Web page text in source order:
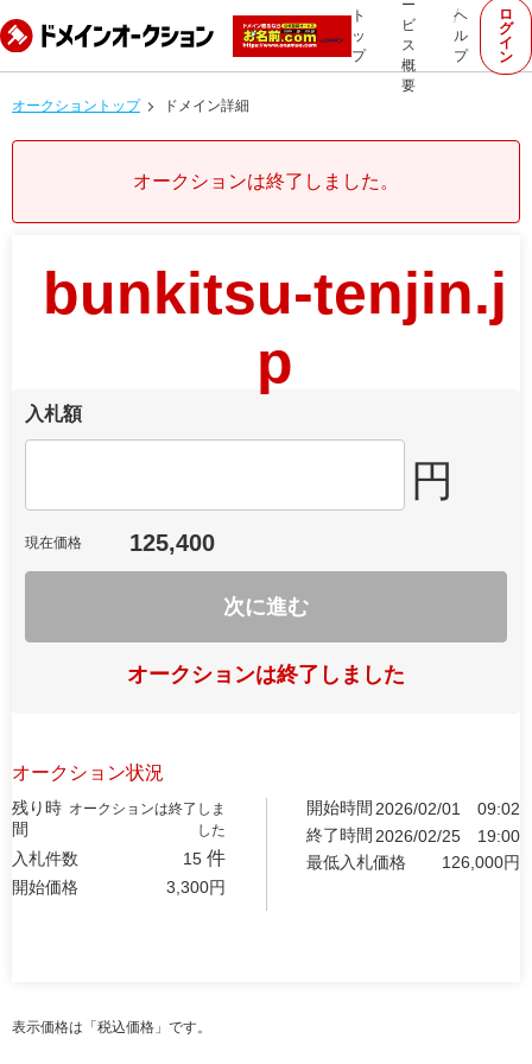
ト
ッ
プ
ー
ビ
ス
概
要
ヘ
ル
プ
ロ
グ
イ
ン
オークショントップ ドメイン詳細
オークションは終了しました。
bunkitsu-tenjin.j
p
入札額
円
現在価格 125,400
次に進む
オークションは終了しました
オークション状況
残り時
間
オークションは終了しま
した
入札件数 15 件
開始価格 3,300円
開始時間 2026/02/01
09:02
終了時間 2026/02/25
19:00
最低入札価格
126,000円
表示価格は「税込価格」です。